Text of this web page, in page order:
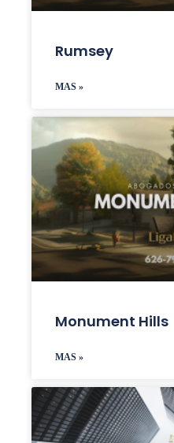
Rumsey
MAS »
Monument Hills
MAS »